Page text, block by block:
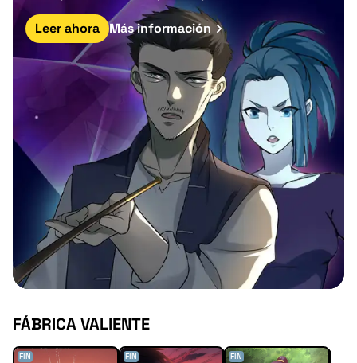
Leer ahora Más información
FÁBRICA VALIENTE
FIN FIN FIN